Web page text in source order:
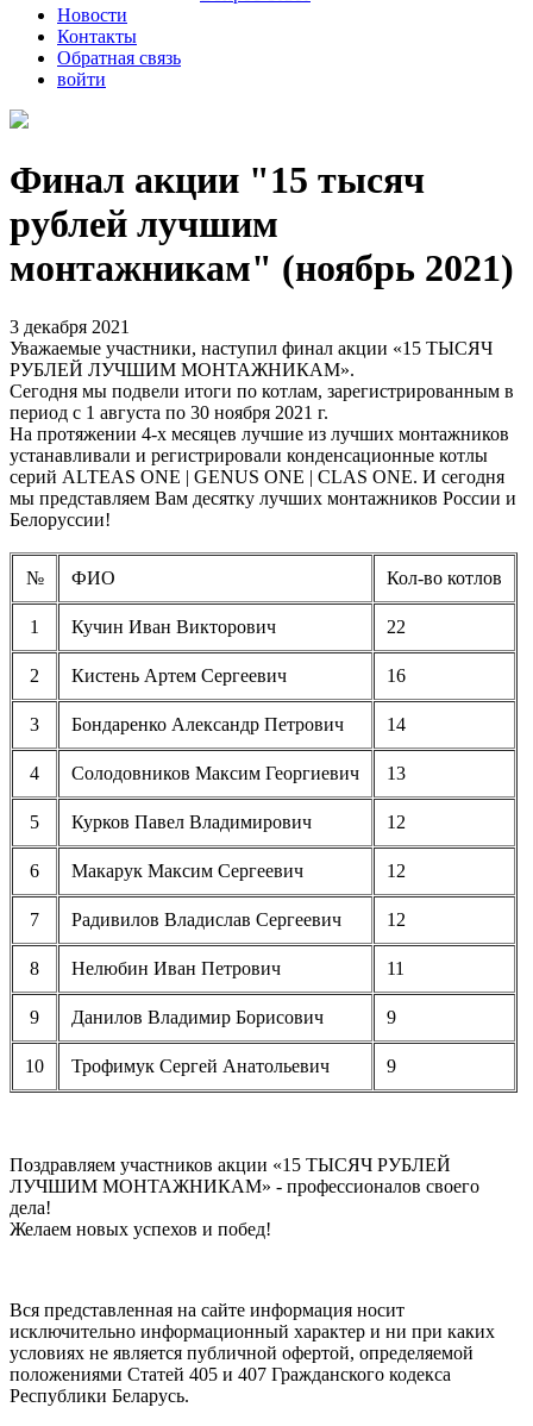
Новости
Контакты
Обратная связь
войти
Финал акции "15 тысяч
рублей лучшим
монтажникам" (ноябрь 2021)
3 декабря 2021
Уважаемые участники, наступил финал акции «15 ТЫСЯЧ
РУБЛЕЙ ЛУЧШИМ МОНТАЖНИКАМ».
Сегодня мы подвели итоги по котлам, зарегистрированным в
период с 1 августа по 30 ноября 2021 г.
На протяжении 4-х месяцев лучшие из лучших монтажников
устанавливали и регистрировали конденсационные котлы
серий ALTEAS ONE | GENUS ONE | CLAS ONE. И сегодня
мы представляем Вам десятку лучших монтажников России и
Белоруссии!
№ ФИО Кол-во котлов
1 Кучин Иван Викторович 22
2 Кистень Артем Сергеевич 16
3 Бондаренко Александр Петрович 14
4 Солодовников Максим Георгиевич 13
5 Курков Павел Владимирович 12
6 Макарук Максим Сергеевич 12
7 Радивилов Владислав Сергеевич 12
8 Нелюбин Иван Петрович 11
9 Данилов Владимир Борисович 9
10 Трофимук Сергей Анатольевич 9
Поздравляем участников акции «15 ТЫСЯЧ РУБЛЕЙ
ЛУЧШИМ МОНТАЖНИКАМ» - профессионалов своего
дела!
Желаем новых успехов и побед!
Вся представленная на сайте информация носит
исключительно информационный характер и ни при каких
условиях не является публичной офертой, определяемой
положениями Статей 405 и 407 Гражданского кодекса
Республики Беларусь.